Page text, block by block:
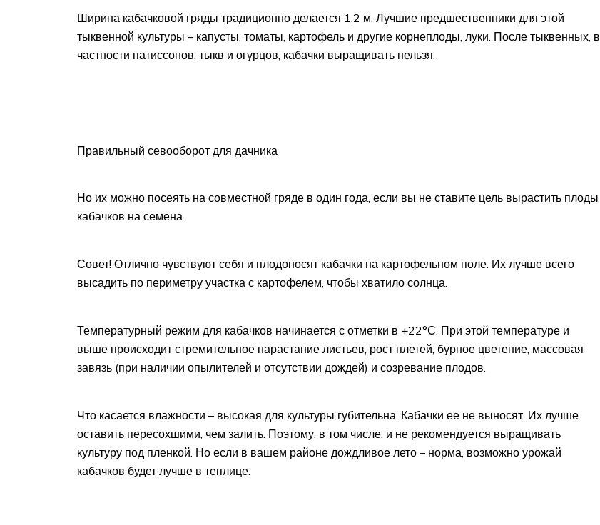
Ширина кабачковой гряды традиционно делается 1,2 м. Лучшие предшественники для этой
тыквенной культуры – капусты, томаты, картофель и другие корнеплоды, луки. После тыквенных, в
частности патиссонов, тыкв и огурцов, кабачки выращивать нельзя.
Правильный севооборот для дачника
Но их можно посеять на совместной гряде в один года, если вы не ставите цель вырастить плоды
кабачков на семена.
Совет! Отлично чувствуют себя и плодоносят кабачки на картофельном поле. Их лучше всего
высадить по периметру участка с картофелем, чтобы хватило солнца.
Температурный режим для кабачков начинается с отметки в +22°С. При этой температуре и
выше происходит стремительное нарастание листьев, рост плетей, бурное цветение, массовая
завязь (при наличии опылителей и отсутствии дождей) и созревание плодов.
Что касается влажности – высокая для культуры губительна. Кабачки ее не выносят. Их лучше
оставить пересохшими, чем залить. Поэтому, в том числе, и не рекомендуется выращивать
культуру под пленкой. Но если в вашем районе дождливое лето – норма, возможно урожай
кабачков будет лучше в теплице.